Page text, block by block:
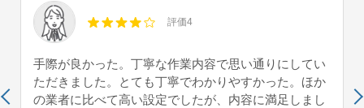
評価4
手際が良かった。丁寧な作業内容で思い通りにしてい
ただきました。とても丁寧でわかりやすかった。ほか
の業者に比べて高い設定でしたが、内容に満足しまし